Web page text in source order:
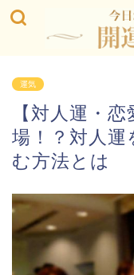
運気
【対人運・
場！？対人
む方法とは